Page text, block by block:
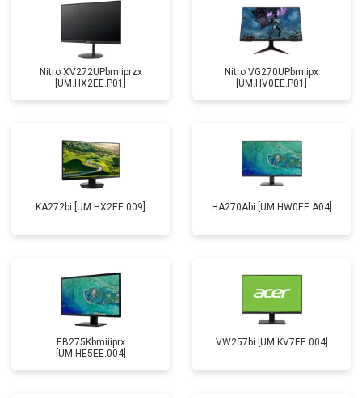
Nitro XV272UPbmiiprzx
[UM.HX2EE.P01]
Nitro VG270UPbmiipx
[UM.HV0EE.P01]
KA272bi [UM.HX2EE.009] HA270Abi [UM.HW0EE.A04]
EB275Kbmiiiprx
[UM.HE5EE.004]
VW257bi [UM.KV7EE.004]